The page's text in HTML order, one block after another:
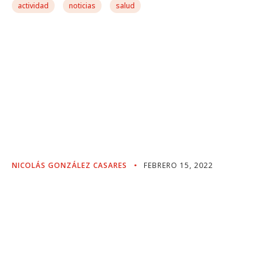
actividad noticias salud
NICOLÁS GONZÁLEZ CASARES FEBRERO 15, 2022